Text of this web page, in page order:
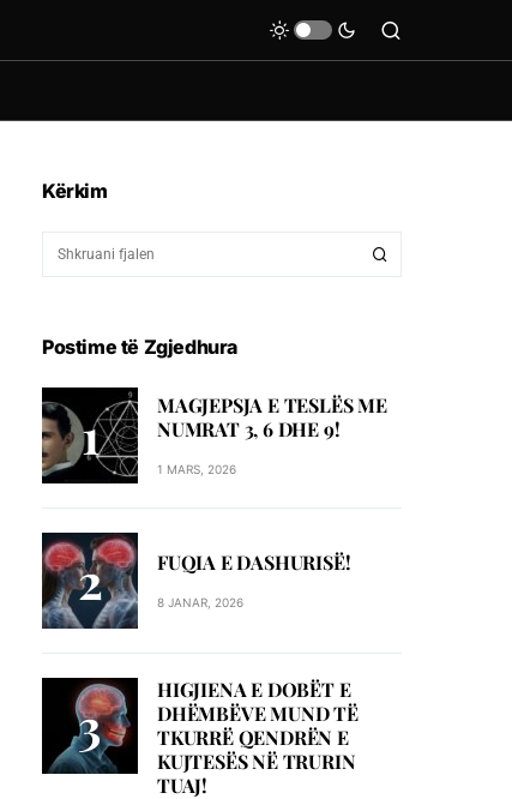
Kërkim
Postime të Zgjedhura
MAGJEPSJA E TESLËS ME
NUMRAT 3, 6 DHE 9!
1 MARS, 2026
FUQIA E DASHURISË!
8 JANAR, 2026
HIGJIENA E DOBËT E
DHËMBËVE MUND TË
TKURRË QENDRËN E
KUJTESËS NË TRURIN
TUAJ!